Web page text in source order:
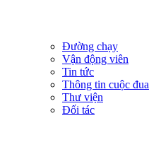
Đường chạy
Vận động viên
Tin tức
Thông tin cuộc đua
Thư viện
Đối tác